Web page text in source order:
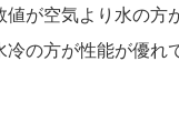
値が空気より水の方
冷の方が性能が優れ